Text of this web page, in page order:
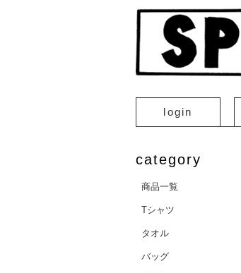
login
category
商品一覧
Tシャツ
タオル
バッグ